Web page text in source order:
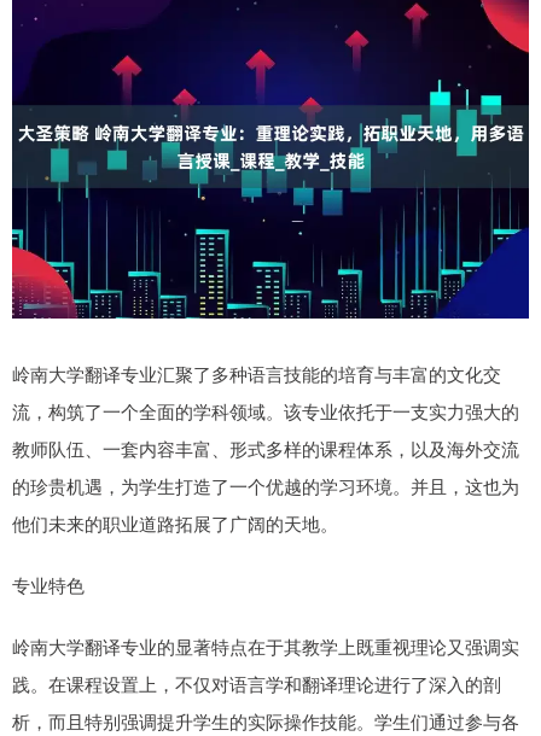
岭南大学翻译专业汇聚了多种语言技能的培育与丰富的文化交
流，构筑了一个全面的学科领域。该专业依托于一支实力强大的
教师队伍、一套内容丰富、形式多样的课程体系，以及海外交流
的珍贵机遇，为学生打造了一个优越的学习环境。并且，这也为
他们未来的职业道路拓展了广阔的天地。
专业特色
岭南大学翻译专业的显著特点在于其教学上既重视理论又强调实
践。在课程设置上，不仅对语言学和翻译理论进行了深入的剖
析，而且特别强调提升学生的实际操作技能。学生们通过参与各